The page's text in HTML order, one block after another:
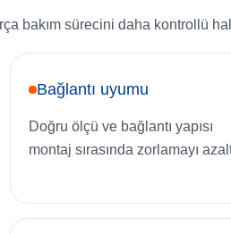
bakım sürecini daha kontrollü
Bağlantı uyumu
Doğru ölçü ve bağlantı yapısı
montaj sırasında zorlamayı